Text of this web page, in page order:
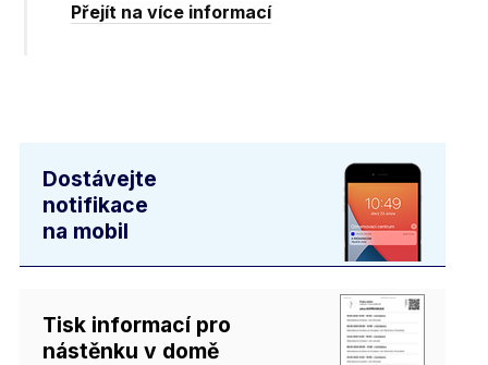
Přejít na více informací
Dostávejte
notifikace
na mobil
Tisk informací pro
nástěnku v domě